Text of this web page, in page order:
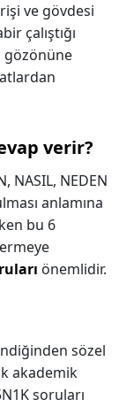
ve gövdesi
çalıştığı
gözönüne
verir?
NASIL, NEDEN
anlamına
bu 6
önemlidir.
sözel
akademik
soruları